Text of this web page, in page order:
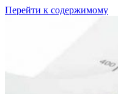
Перейти к содержимому